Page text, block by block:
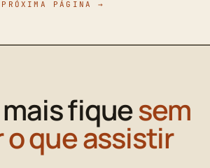
PRÓXIMA PÁGINA →
fiquesem
o que assistir